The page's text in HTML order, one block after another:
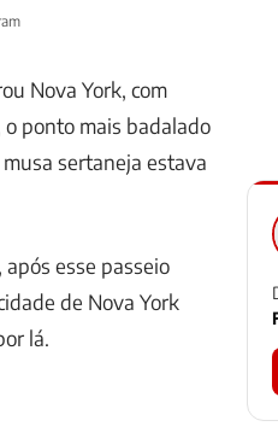
Nova York, com
ponto mais badalado
sertaneja estava
esse passeio
de Nova York
lá.